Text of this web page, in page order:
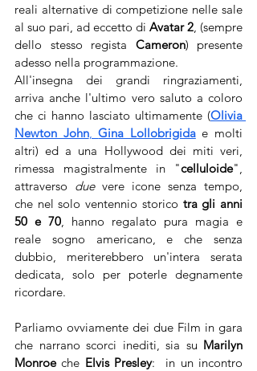
reali alternative di competizione nelle sale
al suo pari, ad eccetto di Avatar 2 , (sempre
dello stesso regista Cameron) presente
adesso nella programmazione.
All'insegna dei grandi ringraziamenti,
arriva anche l'ultimo vero saluto a coloro
che ci hanno lasciato ultimamente (Olivia
Newton John, Gina Lollobrigida e molti
altri) ed a una Hollywood dei miti veri,
rimessa magistralmente in "celluloide",
attraverso due vere icone senza tempo,
che nel solo ventennio storico tra gli anni
50 e 70 , hanno regalato pura magia e
reale sogno americano, e che senza
dubbio, meriterebbero un'intera serata
dedicata, solo per poterle degnamente
ricordare.
Parliamo ovviamente dei due Film in gara
che narrano scorci inediti, sia su Marilyn
Monroe che Elvis Presley:
in un incontro